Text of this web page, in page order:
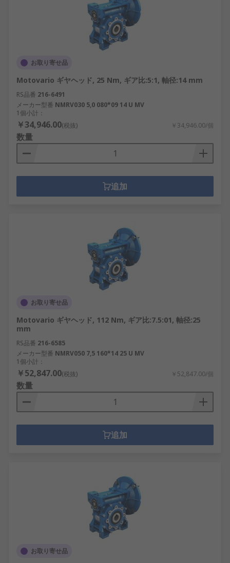
お取り寄せ品
Motovario ギヤヘッド, 25 Nm, ギア比:5:1, 軸径:14 mm
RS品番 216-6491
メーカー型番 NMRV030 5,0 080*09 14 U MV
1個小計：
￥34,946.00(税抜) ￥34,946.00/個
数量
追加
お取り寄せ品
Motovario ギヤヘッド, 112 Nm, ギア比:7.5:01, 軸径:25
mm
RS品番 216-6585
メーカー型番 NMRV050 7,5 160*14 25 U MV
1個小計：
￥52,847.00(税抜) ￥52,847.00/個
数量
追加
お取り寄せ品